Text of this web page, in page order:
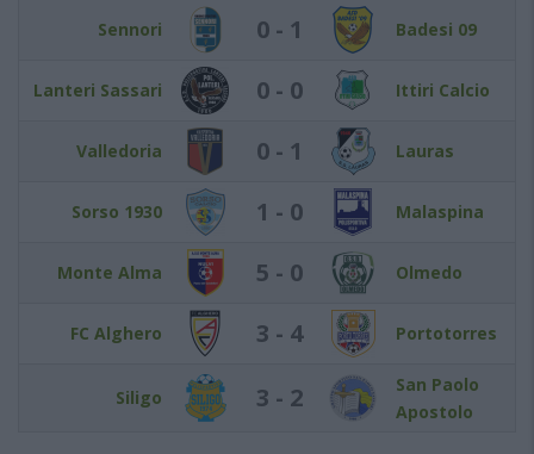
Sennori 0 - 1 Badesi 09
Lanteri Sassari 0 - 0 Ittiri Calcio
Valledoria 0 - 1 Lauras
Sorso 1930 1 - 0 Malaspina
Monte Alma 5 - 0 Olmedo
FC Alghero 3 - 4 Portotorres
Siligo 3 - 2
San Paolo
Apostolo